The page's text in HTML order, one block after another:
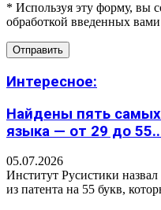
* Используя эту форму, вы
обработкой введенных
Интересное:
Найдены пять
языка — от 29 до
05.07.2026
Институт Русистики
из патента на 55 букв,